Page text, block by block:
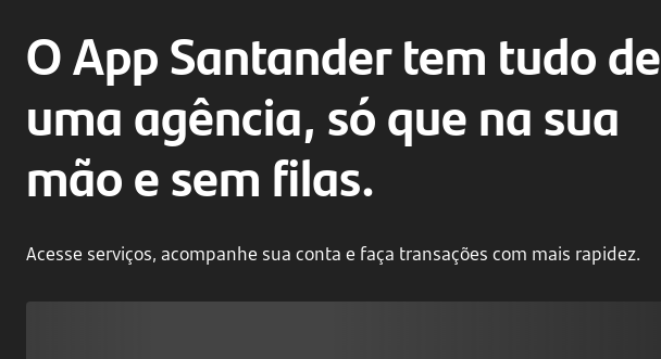
O App Santander tem tudo de
uma agência, só que na sua
mão e sem filas.
Acesse serviços, acompanhe sua conta e faça transações com mais rapidez.